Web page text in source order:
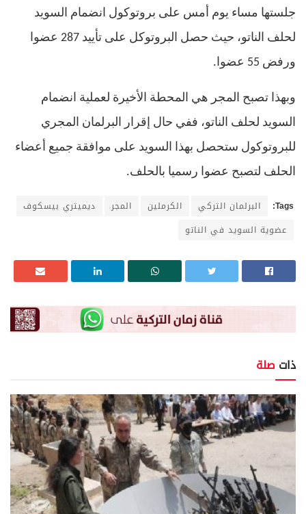
جلستها مساء يوم أمس على بروتوكول انضمام السويد
لحلف الناتو، حيث حصل البروتوكل على تأييد 287 عضوا
ورفض 55 عضوا .
وبهذا تصبح المجر هي المحطة الأخيرة لعملية انضمام
السويد لحلف الناتو، ففي حال إقرار البرلمان المجري
للبروتوكول ستحصل بهذا السويد على موافقة جميع أعضاء
الحلف لتصبح عضوا رسميا بالحلف.
Tags: البرلمان التركي الكرملين المجر
ديميتري بيسكوف
عضوية السويد في الناتو
ذات صلة